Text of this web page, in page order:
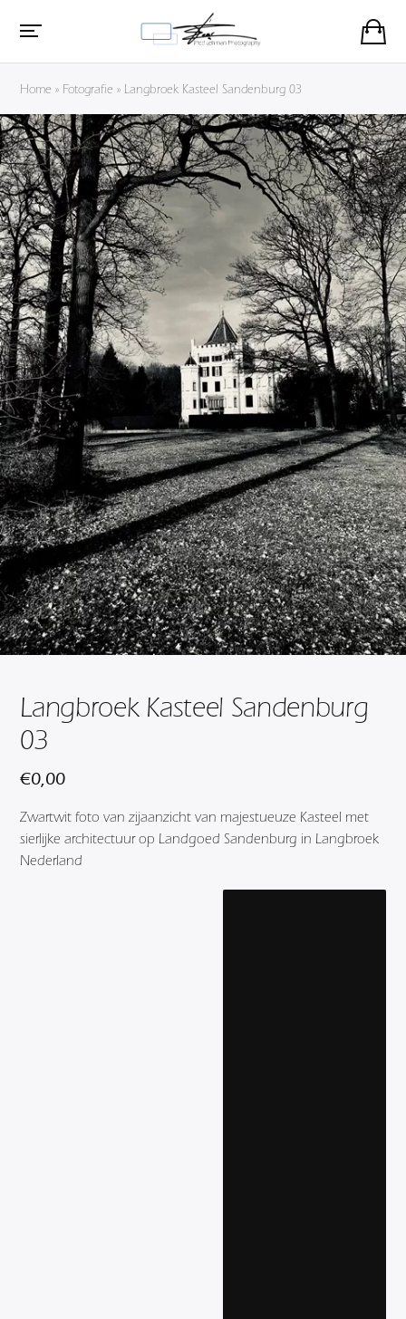
Home » Fotografie » Langbroek Kasteel Sandenburg 03
Langbroek Kasteel Sandenburg
03
€0,00
Zwartwit foto van zijaanzicht van majestueuze Kasteel met
sierlijke architectuur op Landgoed Sandenburg in Langbroek
Nederland